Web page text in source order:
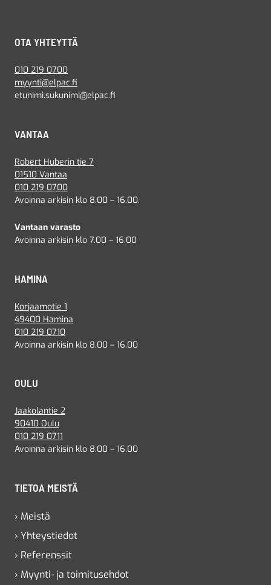
OTA YHTEYTTÄ
010 219 0700
myynti@elpac.fi
etunimi.sukunimi@elpac.fi
VANTAA
Robert Huberin tie 7
01510 Vantaa
010 219 0700
Avoinna arkisin klo 8.00 – 16.00.
Vantaan varasto
Avoinna arkisin klo 7.00 – 16.00
HAMINA
Korjaamotie 1
49400 Hamina
010 219 0710
Avoinna arkisin klo 8.00 – 16.00
OULU
Jaakolantie 2
90410 Oulu
010 219 0711
Avoinna arkisin klo 8.00 – 16.00
TIETOA MEISTÄ
› Meistä
› Yhteystiedot
› Referenssit
› Myynti- ja toimitusehdot